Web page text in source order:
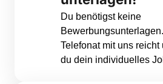
Du benötigst keine
Telefonat mit uns
du dein individuelles